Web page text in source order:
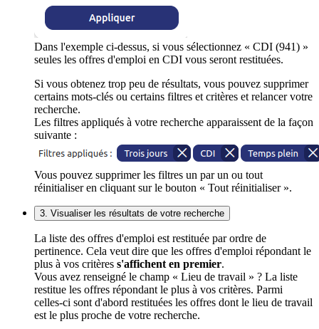
Dans l'exemple ci-dessus, si vous sélectionnez « CDI (941) »
seules les offres d'emploi en CDI vous seront restituées.
Si vous obtenez trop peu de résultats, vous pouvez supprimer
certains mots-clés ou certains filtres et critères et relancer votre
recherche.
Les filtres appliqués à votre recherche apparaissent de la façon
suivante :
Vous pouvez supprimer les filtres un par un ou tout
réinitialiser en cliquant sur le bouton « Tout réinitialiser ».
3. Visualiser les résultats de votre recherche
La liste des offres d'emploi est restituée par ordre de
pertinence. Cela veut dire que les offres d'emploi répondant le
plus à vos critères s'affichent en premier.
Vous avez renseigné le champ « Lieu de travail » ? La liste
restitue les offres répondant le plus à vos critères. Parmi
celles-ci sont d'abord restituées les offres dont le lieu de travail
est le plus proche de votre recherche.